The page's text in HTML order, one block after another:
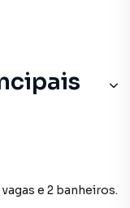
e 2 banheiros.